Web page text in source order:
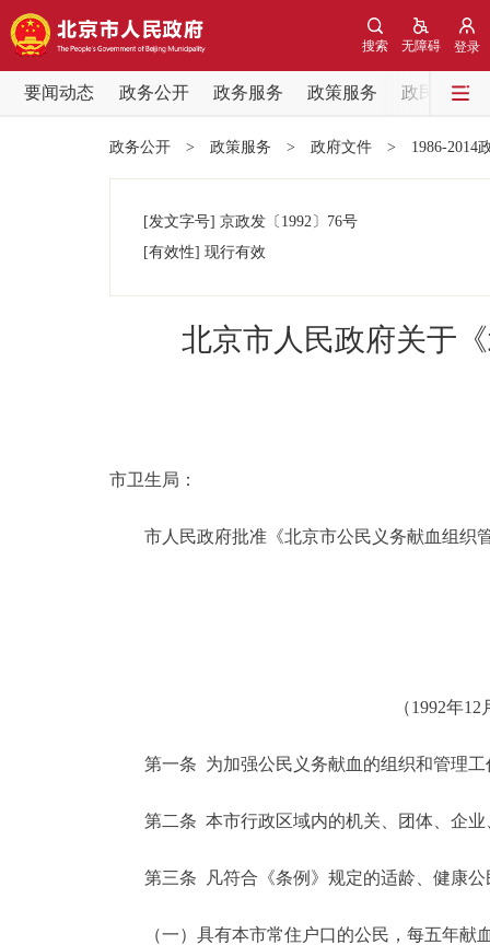
登录
无障碍
搜索
要闻动态 政务公开 政务服务 政策服务
政民互动
党中央精神
决策公开
政务公开 > 政策服务 > 政府文件 > 1986-2014
[发文字号] 京政发 〔1992〕 76号
[有效性] 现行有效
北京市人民政府关于
市卫生局：
市人民政府批准《北京市公民义务献血组织
（1992年
第一条 为加强公民义务献血的组织和管理工
第二条 本市行政区域内的机关、团体、企业
第三条 凡符合《条例》规定的适龄、健康公
（一）具有本市常住户口的公民，每五年献